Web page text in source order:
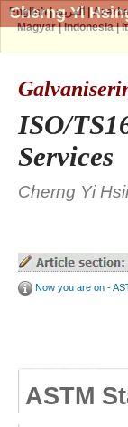
Cherng Yi
ISO/
Services
Cherng Yi
Now you are on -
ASTM
English|العربية |
Magyar|Indonesia|